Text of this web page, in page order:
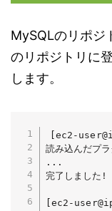
MySQLのリポ
のリポジトリに
します。
[ec2-
読み込んだ
...
完了しました!
[ec2-